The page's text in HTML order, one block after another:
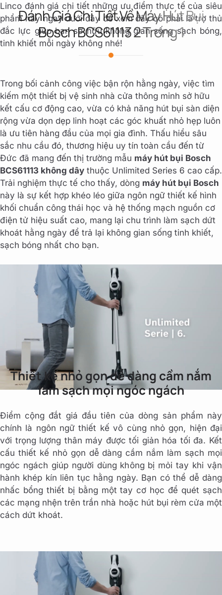
Linco đánh giá chi tiết những ưu điểm thực tế của siêu
phẩm này ngay dưới đây để xem đây có phải là trợ thủ
đắc lực giúp bạn sở hữu không gian sống sạch bóng,
tinh khiết mỗi ngày không nhé!
Đánh Giá Chi Tiết Về Máy Hút Bụi
Bosch BCS61113 2 Trong 1
Trong bối cảnh công việc bận rộn hằng ngày, việc tìm
kiếm một thiết bị vệ sinh nhà cửa thông minh sở hữu
kết cấu cơ động cao, vừa có khả năng hút bụi sàn diện
rộng vừa dọn dẹp linh hoạt các góc khuất nhỏ hẹp luôn
là ưu tiên hàng đầu của mọi gia đình. Thấu hiểu sâu
sắc nhu cầu đó, thương hiệu uy tín toàn cầu đến từ
Đức đã mang đến thị trường mẫu máy hút bụi Bosch
BCS61113 không dây thuộc Unlimited Series 6 cao cấp.
Trải nghiệm thực tế cho thấy, dòng máy hút bụi Bosch
này là sự kết hợp khéo léo giữa ngôn ngữ thiết kế hình
khối chuẩn công thái học và hệ thống mạch nguồn cơ
điện tử hiệu suất cao, mang lại chu trình làm sạch dứt
khoát hằng ngày để trả lại không gian sống tinh khiết,
sạch bóng nhất cho bạn.
Thiết kế nhỏ gọn dễ dàng cầm nắm
làm sạch mọi ngóc ngách
Điểm cộng đắt giá đầu tiên của dòng sản phẩm này
chính là ngôn ngữ thiết kế vô cùng nhỏ gọn, hiện đại
với trọng lượng thân máy được tối giản hóa tối đa. Kết
cấu thiết kế nhỏ gọn dễ dàng cầm nắm làm sạch mọi
ngóc ngách giúp người dùng không bị mỏi tay khi vận
hành khép kín liên tục hằng ngày. Bạn có thể dễ dàng
nhấc bổng thiết bị bằng một tay cơ học để quét sạch
các mạng nhện trên trần nhà hoặc hút bụi rèm cửa một
cách dứt khoát.